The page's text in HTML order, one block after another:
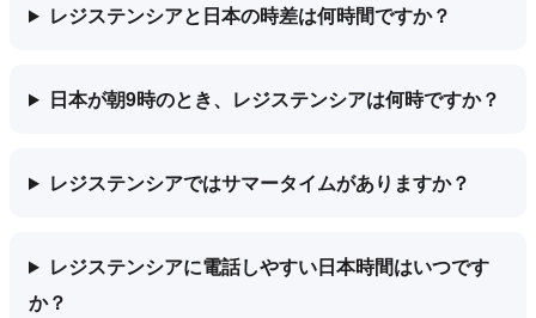
レジステンシアと日本の時差は何時間ですか？
日本が朝9時のとき、レジステンシアは何時ですか？
レジステンシアではサマータイムがありますか？
レジステンシアに電話しやすい日本時間はいつです
か？